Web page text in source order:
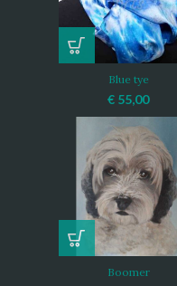
Blue tye
€ 55,00
Boomer